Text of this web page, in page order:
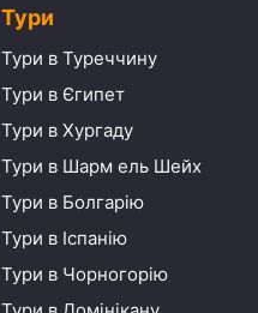
Тури
Тури в Туреччину
Тури в Єгипет
Тури в Хургаду
Тури в Шарм ель Шейх
Тури в Болгарію
Тури в Іспанію
Тури в Чорногорію